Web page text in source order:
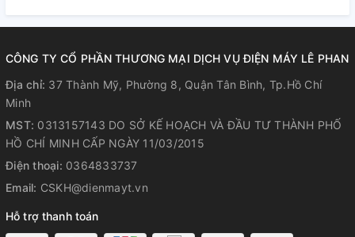
CÔNG TY CỔ PHẦN THƯƠNG MẠI DỊCH VỤ ĐIỆN MÁY LÊ PHAN
Địa chỉ: 37 Thành Mỹ, Phường 8, Quận Tân Bình, Tp.Hồ Chí
Minh
MST: 0313157143 DO SỞ KẾ HOẠCH VÀ ĐẦU TƯ THÀNH PHỐ
HỒ CHÍ MINH CẤP NGÀY 11/03/2015
Điện thoại: 0364833737
Email: CSKH@dienmayt.vn
Hỗ trợ thanh toán